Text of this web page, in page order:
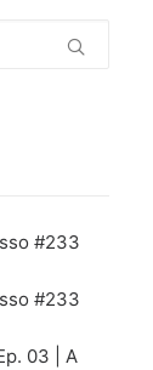
#233
#233
03 | A